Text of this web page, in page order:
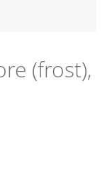
(frost),